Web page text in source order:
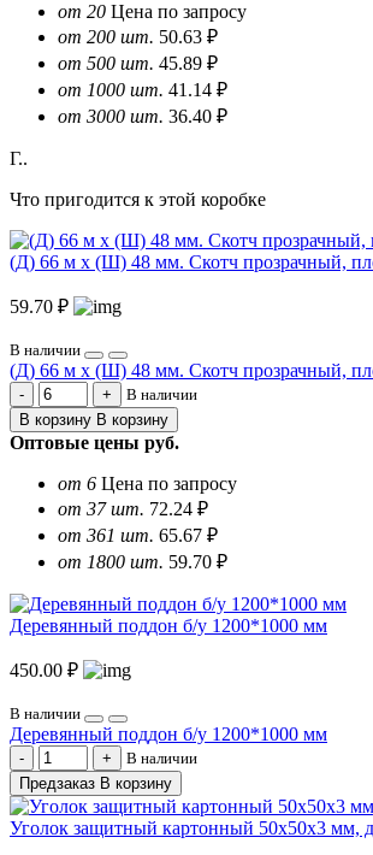
от 20 Цена по запросу
от 200 шт. 50.63 ₽
от 500 шт. 45.89 ₽
от 1000 шт. 41.14 ₽
от 3000 шт. 36.40 ₽
Г..
Что пригодится к этой коробке
(Д) 66 м х (Ш) 48 мм. Скотч прозрачный,
59.70 ₽
В наличии
(Д) 66 м х (Ш) 48 мм. Скотч прозрачный,
В наличии
В корзину В корзину
Оптовые цены руб.
от 6 Цена по запросу
от 37 шт. 72.24 ₽
от 361 шт. 65.67 ₽
от 1800 шт. 59.70 ₽
Деревянный поддон б/у 1200*1000 мм
450.00 ₽
В наличии
Деревянный поддон б/у 1200*1000 мм
В наличии
Предзаказ В корзину
Уголок защитный картонный 50х50х3 мм,